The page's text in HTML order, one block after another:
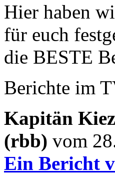
Hier haben
für euch
die BESTE
Berichte im
Kapitän
(rbb) vom
Ein Bericht